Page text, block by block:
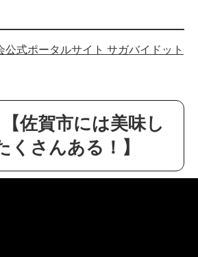
公式ポータルサイト サガバイドット
佐賀市には美味し
くさんある！】